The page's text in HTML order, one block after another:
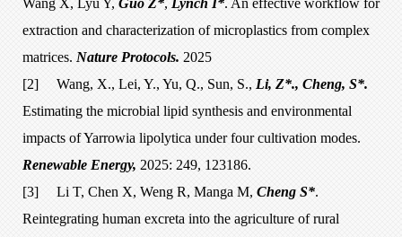
Wang X, Lyu Y, Guo Z*, Lynch I*. An effective workflow for
extraction and characterization of microplastics from complex
matrices. Nature Protocols. 2025
[2]
Wang, X., Lei, Y., Yu, Q., Sun, S., Li, Z*., Cheng, S*.
Estimating the microbial lipid synthesis and environmental
impacts of Yarrowia lipolytica under four cultivation modes.
Renewable Energy, 2025: 249, 123186.
[3]
Li T, Chen X, Weng R, Manga M, Cheng S*.
Reintegrating human excreta into the agriculture of rural